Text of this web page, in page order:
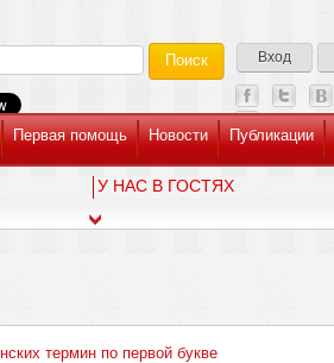
Вход
Первая помощь Новости Публикации
У НАС В ГОСТЯХ
термин по первой букве